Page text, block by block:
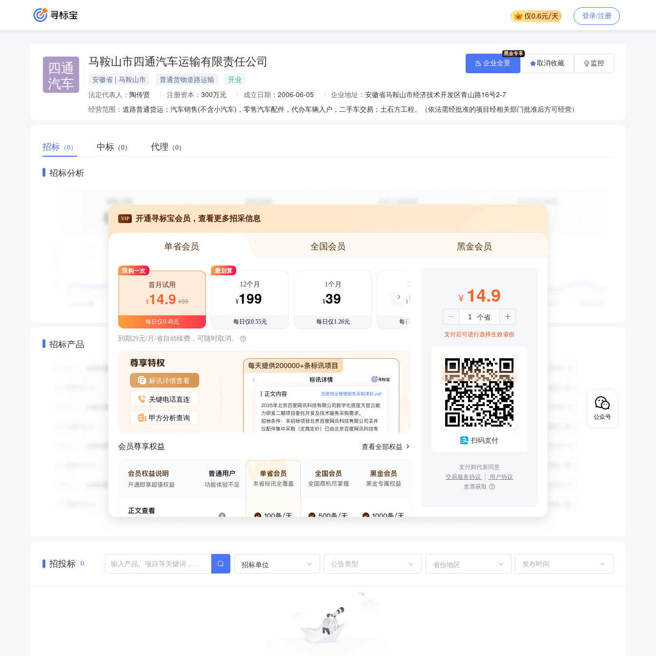
登录/注册
四通
汽车
马鞍山市四通汽车运输有限责任公司
安徽省 | 马鞍山市 普通货物道路运输
开业
法定代表人： 陶传贤 注册资本： 300万元 成立日期： 2006-06-05 企业地址： 安徽省马鞍山市经济技术开发区青山路16号2-7
经营范围： 道路普通货运；汽车销售(不含小汽车)，零售汽车配件，代办车辆入户，二手车交易；土石方工程。（依法需经批准的项目经相关部门批准后方可经营）
企业全景 取消收藏 监控
招标 （0） 中标 （0） 代理 （0）
招标分析
招标产品
VIP 开通寻标宝会员，查看更多招采信息
单省会员 全国会员 黑金会员
限购一次
首月试用
¥14.9 ¥39
每日仅0.48元
最划算
12个月
¥199
每日仅0.55元
1个月
¥39
每日仅1.26元
3个月
¥99
每日仅1.08元
到期29元/月/省自动续费，可随时取消。
标讯详情查看
关键电话直连
甲方分析查询
会员尊享权益 查看全部权益
¥ 14.9
支付后可进行选择生效省份
扫码支付
支付则代表同意
交易服务协议 ｜ 用户协议
发票获取
招投标 0 招标单位 省份地区
公众号